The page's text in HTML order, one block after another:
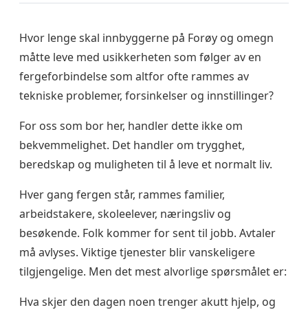
Hvor lenge skal innbyggerne på Forøy og omegn
måtte leve med usikkerheten som følger av en
fergeforbindelse som altfor ofte rammes av
tekniske problemer, forsinkelser og innstillinger?
For oss som bor her, handler dette ikke om
bekvemmelighet. Det handler om trygghet,
beredskap og muligheten til å leve et normalt liv.
Hver gang fergen står, rammes familier,
arbeidstakere, skoleelever, næringsliv og
besøkende. Folk kommer for sent til jobb. Avtaler
må avlyses. Viktige tjenester blir vanskeligere
tilgjengelige. Men det mest alvorlige spørsmålet er:
Hva skjer den dagen noen trenger akutt hjelp, og